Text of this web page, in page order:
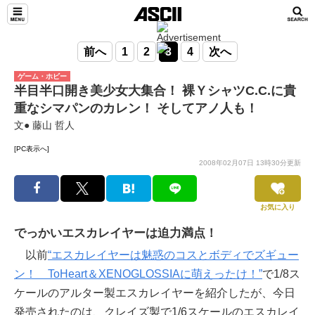
前へ 1 2 3 4 次へ
ゲーム・ホビー
半目半口開き美少女大集合！ 裸ＹシャツC.C.に貴
重なシマパンのカレン！ そしてアノ人も！
文● 藤山 哲人
[PC表示へ]
2008年02月07日 13時30分更新
お気に入り
でっかいエスカレイヤーは迫力満点！
以前“エスカレイヤーは魅惑のコスとボディでズギュー
ン！ ToHeart＆XENOGLOSSIAに萌えったけ！”で1/8ス
ケールのアルター製エスカレイヤーを紹介したが、今日
発売されたのは、クレイズ製で1/6スケールのエスカレイ